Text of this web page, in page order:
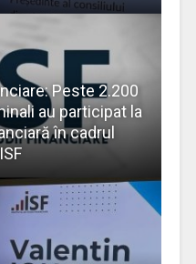
Peste 2.200
au participat la
în cadrul